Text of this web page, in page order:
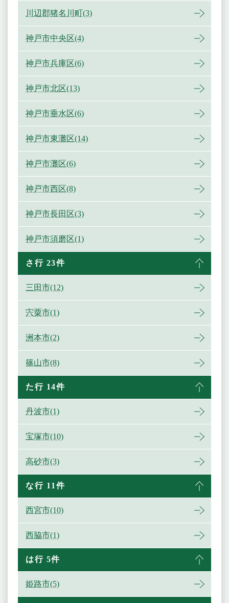
川辺郡猪名川町(3)
神戸市中央区(4)
神戸市兵庫区(6)
神戸市北区(13)
神戸市垂水区(6)
神戸市東灘区(14)
神戸市灘区(6)
神戸市西区(8)
神戸市長田区(3)
神戸市須磨区(1)
さ行 23件
三田市(12)
宍粟市(1)
洲本市(2)
篠山市(8)
た行 14件
丹波市(1)
宝塚市(10)
高砂市(3)
な行 11件
西宮市(10)
西脇市(1)
は行 5件
姫路市(5)